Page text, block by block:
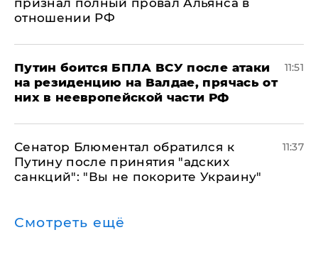
отношении РФ
Путин боится БПЛА ВСУ после атаки
на резиденцию на Валдае, прячась от
них в неевропейской части РФ
11:51
Сенатор Блюментал обратился к
Путину после принятия "адских
санкций": "Вы не покорите Украину"
11:37
Смотреть ещё